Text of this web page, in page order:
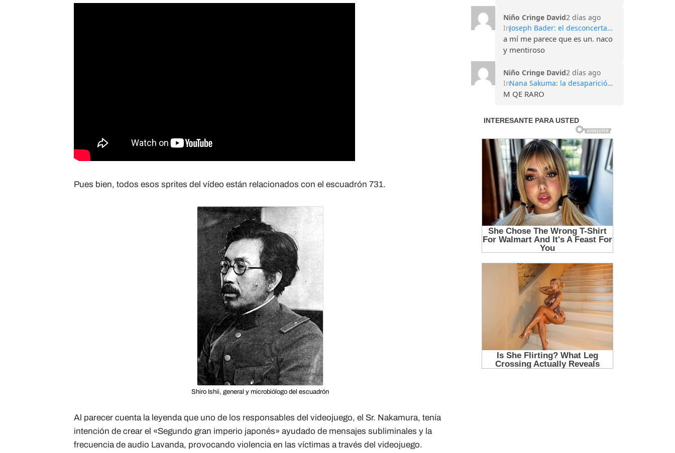
Pues bien, todos esos sprites del vídeo están relacionados con el escuadrón 731.
Shiro Ishii, general y microbiólogo del escuadrón
Al parecer cuenta la leyenda que uno de los responsables del videojuego, el Sr. Nakamura, tenía
intención de crear el «Segundo gran imperio japonés» ayudado de mensajes subliminales y la
frecuencia de audio Lavanda, provocando violencia en las víctimas a través del videojuego.
Niño Cringe David2 días ago
In
Joseph Bader: el desconcertante caso del hombre que perdió todos sus recuerdos
a mí me parece que es un. naco
y mentiroso
Niño Cringe David2 días ago
In
Nana Sakuma: la desaparición que conmocionó Japón y sigue sin explicación
M QE RARO